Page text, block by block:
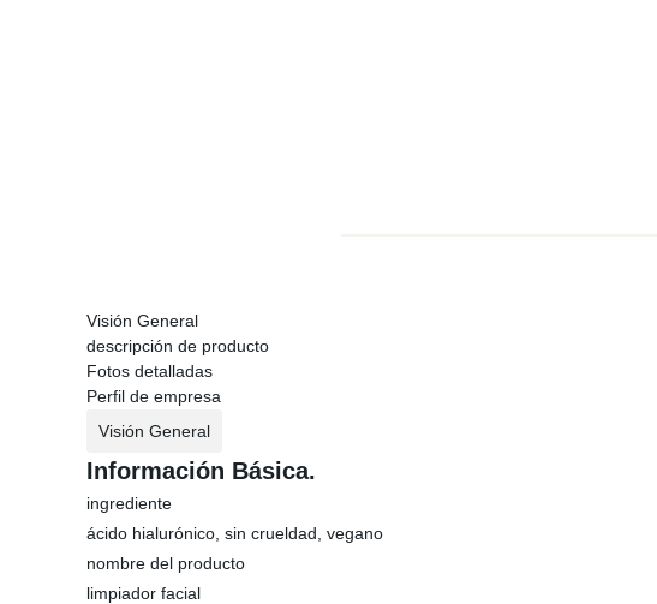
Visión General
descripción de producto
Fotos detalladas
Perfil de empresa
Visión General
Información Básica.
ingrediente
ácido hialurónico, sin crueldad, vegano
nombre del producto
limpiador facial